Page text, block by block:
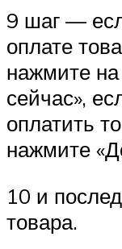
9 шаг —
оплате
нажмите на
сейчас»,
оплатить
нажмите
10 и
товара.